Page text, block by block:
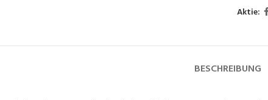
Aktie:
BESCHREIBUNG